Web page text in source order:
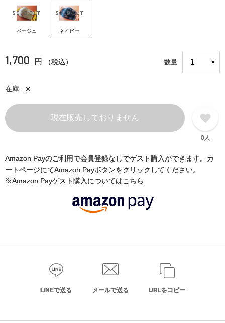
ベージュ ネイビー
1,700 円 （税込） 数量
在庫 ×
現在販売しておりません
0人
Amazon Payのご利用で会員登録なしでゲスト購入ができます。カ
ートページにてAmazon Payボタンをクリックしてください。
※Amazon Payゲスト購入についてはこちら
LINEで送る メールで送る URLをコピー